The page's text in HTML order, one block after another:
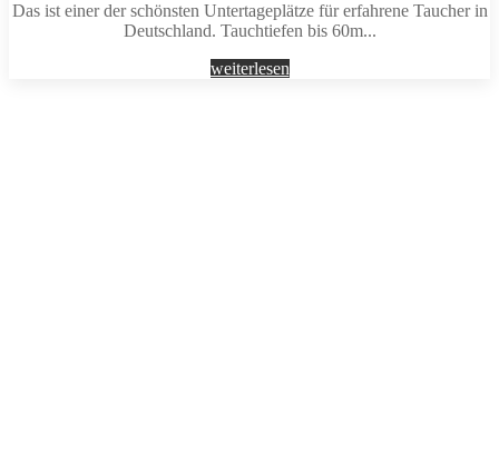
Das ist einer der schönsten Untertageplätze für erfahrene Taucher in
Deutschland. Tauchtiefen bis 60m...
weiterlesen